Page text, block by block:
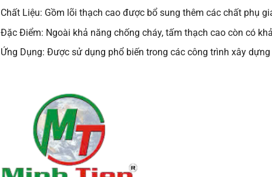
Chất Liệu: Gồm lõi thạch cao được bổ sung thêm các chất phụ
Đặc Điểm: Ngoài khả năng chống cháy, tấm thạch cao còn có
Ứng Dụng: Được sử dụng phổ biến trong các công trình xây